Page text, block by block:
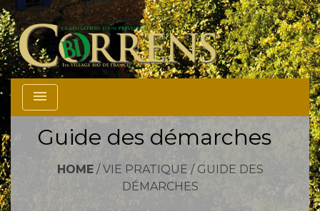
menu
Guide des démarches
HOME/ VIE PRATIQUE / GUIDE DES
DÉMARCHES